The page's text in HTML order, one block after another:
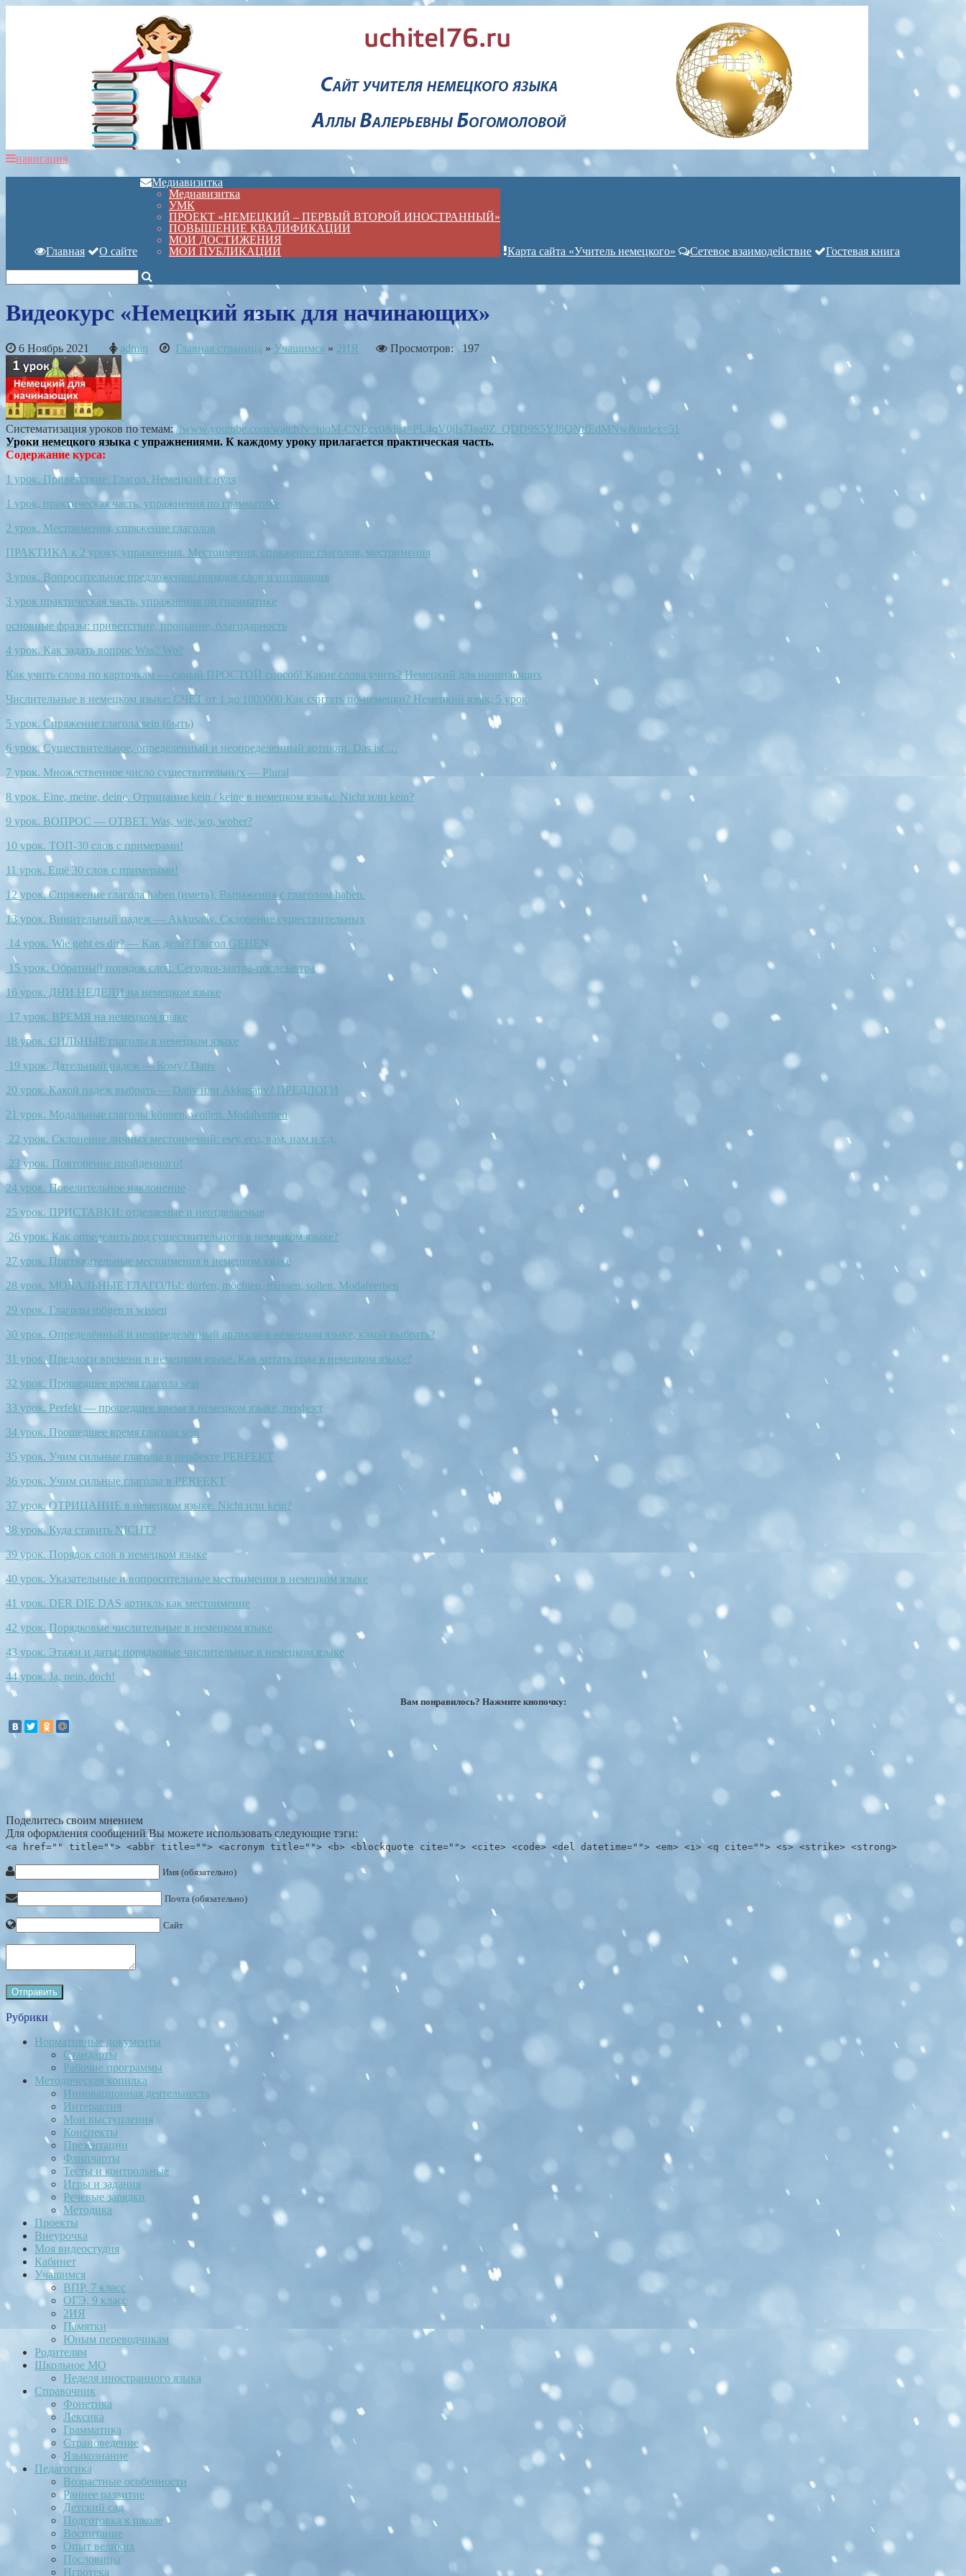
навигация
Главная О сайте
Медиавизитка
Медиавизитка
УМК
ПРОЕКТ «НЕМЕЦКИЙ – ПЕРВЫЙ ВТОРОЙ ИНОСТРАННЫЙ»
ПОВЫШЕНИЕ КВАЛИФИКАЦИИ
МОИ ДОСТИЖЕНИЯ
МОИ ПУБЛИКАЦИИ
Карта сайта «Учитель немецкого» Сетевое взаимодействие Гостевая книга
Видеокурс «Немецкий язык для начинающих»
6 Ноябрь 2021 admin Главная страница » Учащимся » 2ИЯ Просмотров: 197
Систематизация уроков по темам://www.youtube.com/watch?v=qioM-CNEcx0&list=PL4qV0jIs7Jaa9Z_QDD9S5YJ8QNtfEdMNw&index=51
Уроки немецкого языка с упражнениями. К каждому уроку прилагается практическая часть.
Содержание курса:
1 урок. Приветствие. Глагол. Немецкий с нуля
1 урок, практическая часть, упражнения по грамматике
2 урок. Местоимения, спряжение глаголов
ПРАКТИКА к 2 уроку, упражнения. Местоимения, спряжение глаголов, местоимения
3 урок. Вопросительное предложение: порядок слов и интонация
3 урок практическая часть, упражнения по грамматике
основные фразы: приветствие, прощание, благодарность
4 урок. Как задать вопрос Was? Wo?
Как учить слова по карточкам — самый ПРОСТОЙ способ! Какие слова учить? Немецкий для начинающих
Числительные в немецком языке: СЧЕТ от 1 до 1000000 Как считать по-немецки? Немецкий язык, 5 урок
5 урок. Спряжение глагола sein (быть)
6 урок. Существительное, определенный и неопределенный артикли. Das ist …
7 урок. Множественное число существительных — Plural
8 урок. Eine, meine, deine. Отрицание kein / keine в немецком языке. Nicht или kein?
9 урок. ВОПРОС — ОТВЕТ. Was, wie, wo, woher?
10 урок. ТОП-30 слов с примерами!
11 урок. Ещё 30 слов с примерами!
12 урок. Спряжение глагола haben (иметь). Выражения с глаголом haben.
13 урок. Винительный падеж — Akkusativ. Склонение существительных
14 урок. Wie geht es dir? — Как дела? Глагол GEHEN
15 урок. Обратный порядок слов. Сегодня-завтра-послезавтра
16 урок. ДНИ НЕДЕЛИ на немецком языке
17 урок. ВРЕМЯ на немецком языке
18 урок. СИЛЬНЫЕ глаголы в немецком языке
19 урок. Дательный падеж — Кому? Dativ
20 урок. Какой падеж выбрать — Dativ или Akkusativ? ПРЕДЛОГИ
21 урок. Модальные глаголы können, wollen. Modalverben
22 урок. Склонение личных местоимений: ему, его, вам, нам и т.д.
23 урок. Повторение пройденного!
24 урок. Повелительное наклонение
25 урок. ПРИСТАВКИ: отделяемые и неотделяемые
26 урок. Как определить род существительного в немецком языке?
27 урок. Притяжательные местоимения в немецком языке
28 урок. МОДАЛЬНЫЕ ГЛАГОЛЫ: dürfen, möchten, müssen, sollen. Modalverben
29 урок. Глаголы mögen и wissen
30 урок. Определённый и неопределённый артикли в немецком языке, какой выбрать?
31 урок. Предлоги времени в немецком языке. Как читать года в немецком языке?
32 урок. Прошедшее время глагола sein
33 урок. Perfekt — прошедшее время в немецком языке, перфект
34 урок. Прошедшее время глагола sein
35 урок. Учим сильные глаголы в перфекте PERFEKT
36 урок. Учим сильные глаголы в PERFEKT
37 урок. ОТРИЦАНИЕ в немецком языке. Nicht или kein?
38 урок. Куда ставить NICHT?
39 урок. Порядок слов в немецком языке
40 урок. Указательные и вопросительные местоимения в немецком языке
41 урок. DER DIE DAS артикль как местоимение
42 урок. Порядковые числительные в немецком языке
43 урок. Этажи и даты: порядковые числительные в немецком языке
44 урок. Ja, nein, doch!
Вам понравилось? Нажмите кнопочку:
Поделитесь своим мнением
Для оформления сообщений Вы можете использовать следующие тэги:
<a href="" title=""> <abbr title=""> <acronym title=""> <b> <blockquote cite=""> <cite> <code> <del datetime=""> <em> <i> <q cite=""> <s> <strike> <strong>
Имя (обязательно)
Почта (обязательно)
Сайт
Рубрики
Нормативные документы
Стандарты
Рабочие программы
Методическая копилка
Инновационная деятельность
Интерактив
Мои выступления
Конспекты
Презентации
Флипчарты
Тесты и контрольные
Игры и задания
Речевые зарядки
Методика
Проекты
Внеурочка
Моя видеостудия
Кабинет
Учащимся
ВПР, 7 класс
ОГЭ, 9 класс
2ИЯ
Памятки
Юным переводчикам
Родителям
Школьное МО
Неделя иностранного языка
Справочник
Фонетика
Лексика
Грамматика
Страноведение
Языкознание
Педагогика
Возрастные особенности
Раннее развитие
Детский сад
Подготовка к школе
Воспитание
Опыт великих
Пословицы
Игротека